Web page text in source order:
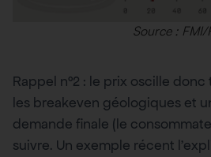
Source : FMI/
Rappel n°2 : le prix oscille
les breakeven géologiques et
demande finale (le
suivre. Un exemple récent